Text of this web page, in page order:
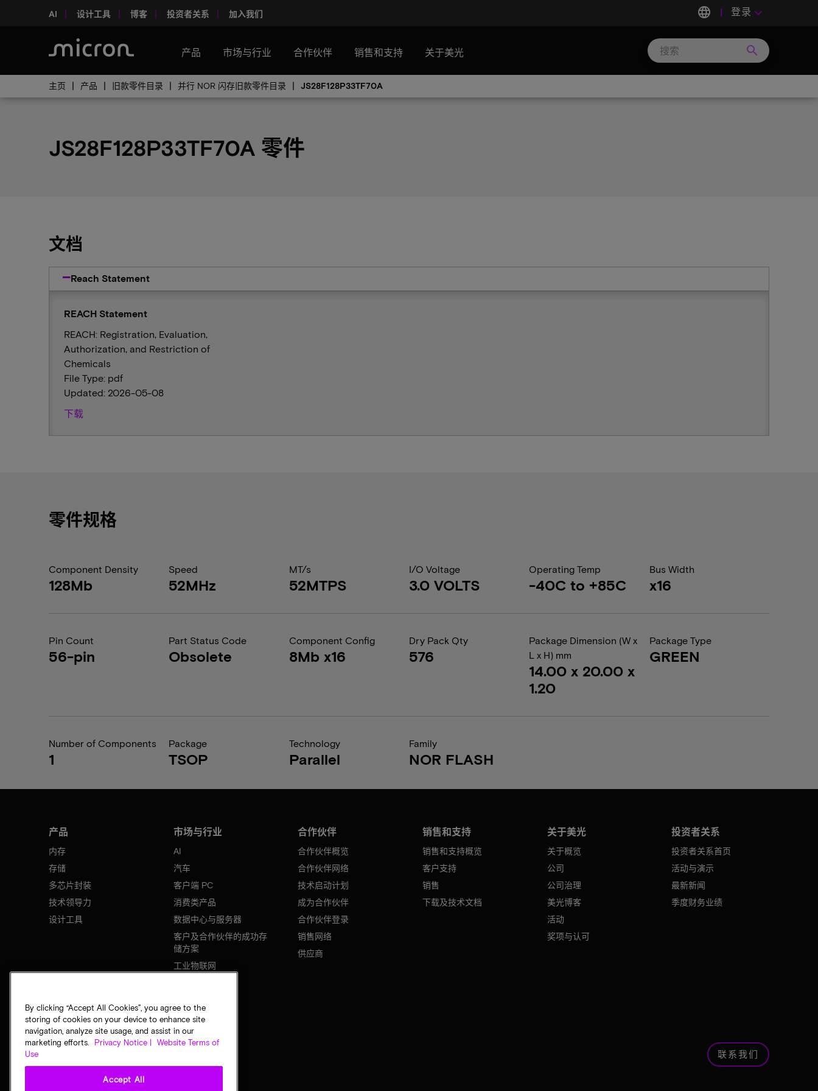
AI 设计工具 博客 投资者关系 加入我们 language 登录 keyboard_arrow_down
产品 市场与行业 合作伙伴 销售和支持 关于美光 search
主页 产品 旧款零件目录 并行 NOR 闪存旧款零件目录 JS28F128P33TF70A
JS28F128P33TF70A 零件
文档
Reach Statement
REACH Statement
REACH: Registration, Evaluation,
Authorization, and Restriction of
Chemicals
File Type: pdf
Updated: 2026-05-08
下载
零件规格
Component Density
128Mb
Speed
52MHz
MT/s
52MTPS
I/O Voltage
3.0 VOLTS
Operating Temp
-40C to +85C
Bus Width
x16
Pin Count
56-pin
Part Status Code
Obsolete
Component Config
8Mb x16
Dry Pack Qty
576
Package Dimension (W x
L x H) mm
14.00 x 20.00 x
1.20
Package Type
GREEN
Number of Components
1
Package
TSOP
Technology
Parallel
Family
NOR FLASH
产品
内存
存储
多芯片封装
技术领导力
设计工具
市场与行业
AI
汽车
客户端 PC
消费类产品
数据中心与服务器
客户及合作伙伴的成功存
储方案
工业物联网
合作伙伴
合作伙伴概览
合作伙伴网络
技术启动计划
成为合作伙伴
合作伙伴登录
销售网络
供应商
销售和支持
销售和支持概览
客户支持
销售
下载及技术文档
关于美光
关于概览
公司
公司治理
美光博客
活动
奖项与认可
投资者关系
投资者关系首页
活动与演示
最新新闻
季度财务业绩
联系我们
By clicking “Accept All Cookies”, you agree to the
storing of cookies on your device to enhance site
navigation, analyze site usage, and assist in our
marketing efforts.
Privacy Notice |
Website Terms of
Use
Accept All